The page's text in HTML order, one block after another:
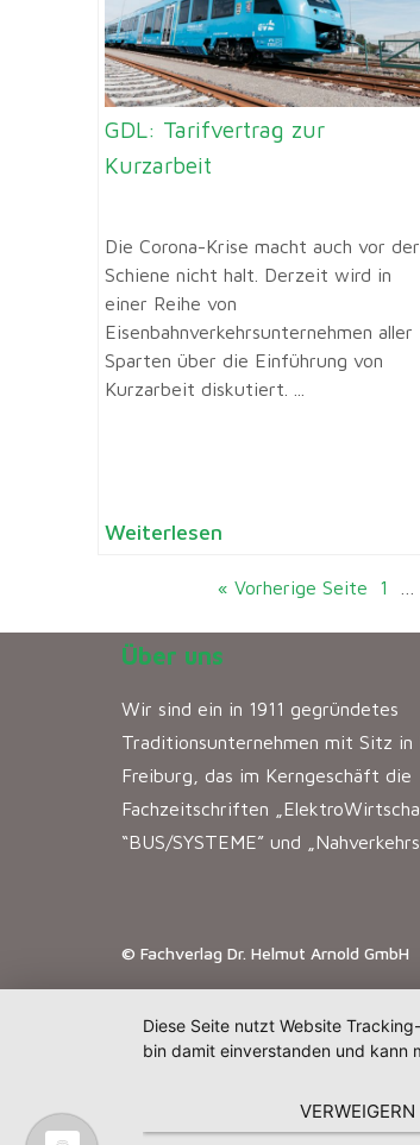
GDL: Tarifvertrag zur
Kurzarbeit
Die Corona-Krise macht auch vor der
Schiene nicht halt. Derzeit wird in
einer Reihe von
Eisenbahnverkehrsunternehmen aller
Sparten über die Einführung von
Kurzarbeit diskutiert. ...
Weiterlesen
« Vorherige Seite 1
Über uns
Wir sind ein in 1911 gegründetes
Traditionsunternehmen mit Sitz in
Freiburg, das im Kerngeschäft die
Fachzeitschriften
“BUS/SYSTEME” und „Nahverkehrs
© Fachverlag Dr. Helmut Arnold GmbH
Diese Seite nutzt Website
bin damit einverstanden und kann
VERWEIGERN